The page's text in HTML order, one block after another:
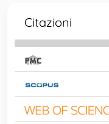
Citazioni